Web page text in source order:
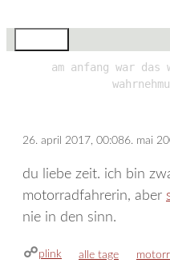
am anfang war das
26. april 2017, 00:086. mai
du liebe zeit. ich bin
motorradfahrerin, aber
nie in den sinn.
plink kategorien
alle tage